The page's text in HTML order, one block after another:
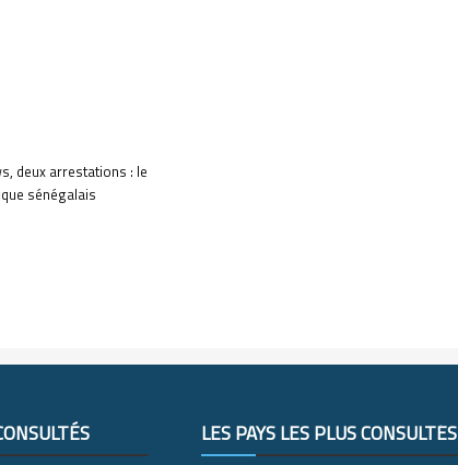
deux arrestations : le
sénégalais
LES PAYS LES PLUS CONSULTÉS